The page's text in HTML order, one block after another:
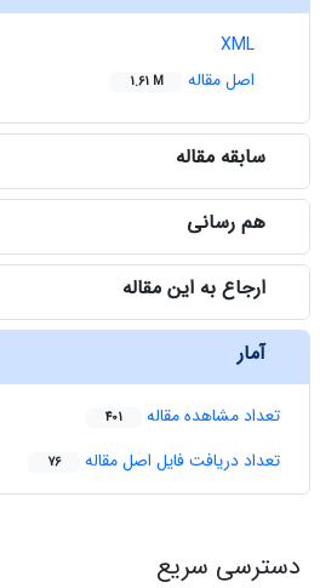
XML
اصل مقاله
1.61 M
سابقه مقاله
هم رسانی
ارجاع به این مقاله
آمار
تعداد مشاهده مقاله 401
تعداد دریافت فایل اصل مقاله 76
دسترسی سریع